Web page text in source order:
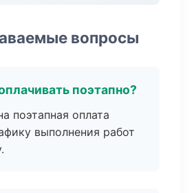
вопросы
поэтапно?
поэтапная оплата
выполнения работ